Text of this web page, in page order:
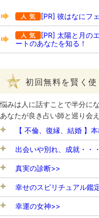
[PR] 彼はなにフ
[PR] 太陽と月の
ートのあなたを知る！
初回無料を賢く使
悩みは人に話すことで半分に
あなたが良き占い師と巡り会
【 不倫、復縁、結婚 】
出会いや別れ、成就・・
真実の診断>>
幸せのスピリチュアル鑑
幸運の女神>>